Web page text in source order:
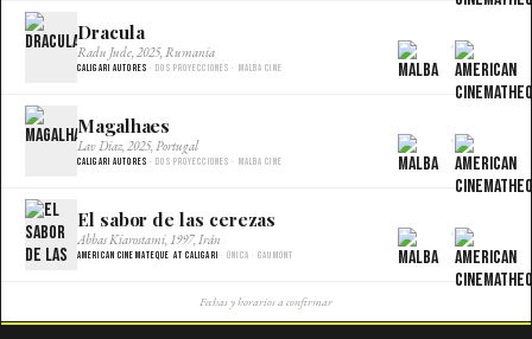
Dracula
Radu Jude, 2025, Rumania
Caligari Autores · Dos proyecciones · Malba Cine
×
Magalhaes
Lav Diaz, 2025, Portugal
Caligari Autores · Dos proyecciones · Malba Cine
×
El sabor de las cerezas
Abbas Kiarostami, 1997, Irán
American Cinemateque at Caligari · Única · Gaumont
×
Fechas y horarios a confirmar